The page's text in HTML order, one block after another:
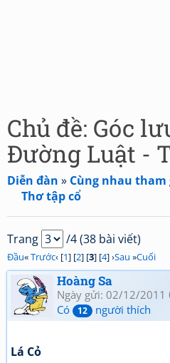
Chủ đề: Góc
Đường Luật -
Diễn đàn » Cùng nhau tham
Thơ tập cổ
Trang /4 (38 bài viết)
Đầu«Trước‹ [1] [2] [3] [4] ›Sau »Cuối
Hoàng Sa
Ngày gửi: 02/12/2011
Có
12 người thích
Lá Cỏ